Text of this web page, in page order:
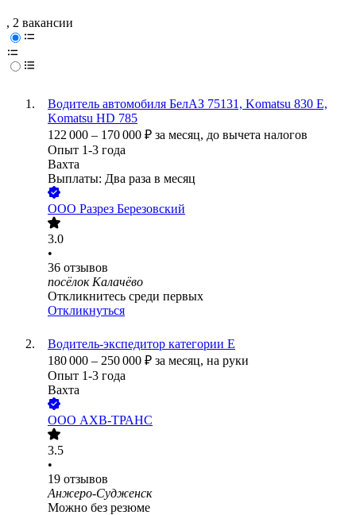
, 2 вакансии
Водитель автомобиля БелАЗ 75131, Komatsu 830 E,
Komatsu HD 785
122 000 – 170 000 ₽ за месяц, до вычета налогов
Опыт 1-3 года
Вахта
Выплаты: Два раза в месяц
ООО Разрез Березовский
3.0
•
36 отзывов
посёлок Калачёво
Откликнитесь среди первых
Откликнуться
Водитель-экспедитор категории Е
180 000 – 250 000 ₽ за месяц, на руки
Опыт 1-3 года
Вахта
ООО АХВ-ТРАНС
3.5
•
19 отзывов
Анжеро-Судженск
Можно без резюме